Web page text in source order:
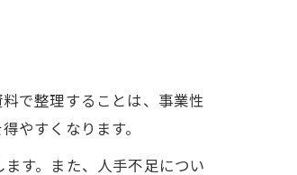
で整理することは、事業性
やすくなります。
す。また、人手不足につい